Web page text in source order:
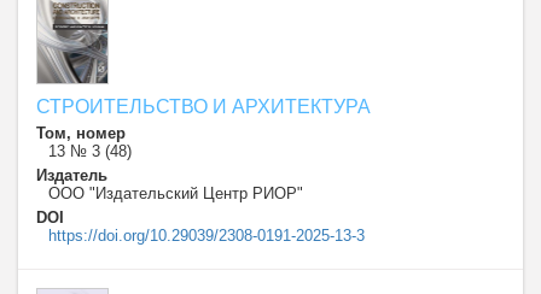
СТРОИТЕЛЬСТВО И АРХИТЕКТУРА
Том, номер
13 № 3 (48)
Издатель
ООО "Издательский Центр РИОР"
DOI
https://doi.org/10.29039/2308-0191-2025-13-3